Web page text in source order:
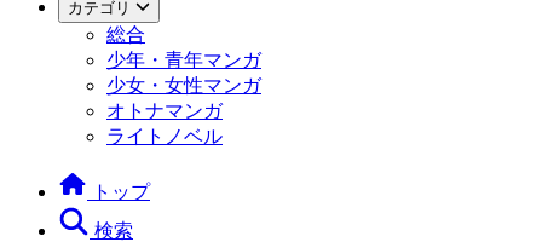
カテゴリ
総合
少年・青年マンガ
少女・女性マンガ
オトナマンガ
ライトノベル
トップ
検索